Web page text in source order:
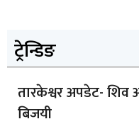
ट्रेन्डिङ
तारकेश्वर अपडेट- शिव
बिजयी